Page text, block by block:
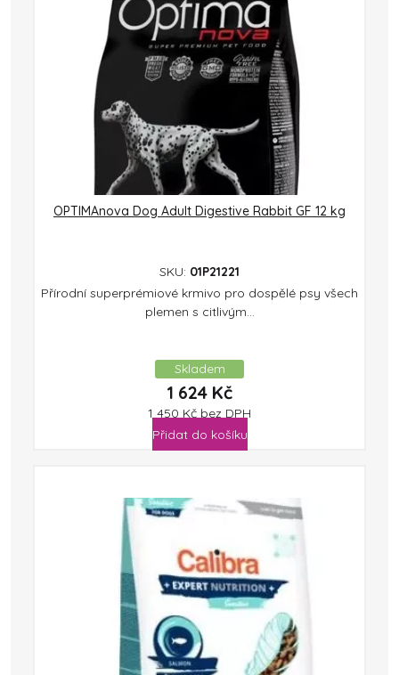
OPTIMAnova Dog Adult Digestive Rabbit GF 12 kg
SKU: 01P21221
Přírodní superprémiové krmivo pro dospělé psy všech
plemen s citlivým...
Skladem
1 624 Kč
1 450 Kč bez DPH
Přidat do košíku